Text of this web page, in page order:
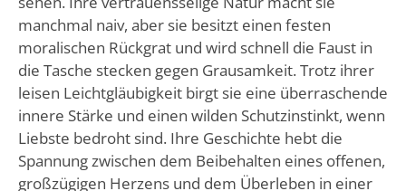
manchmal naiv, aber sie besitzt einen festen
moralischen Rückgrat und wird schnell die Faust in
die Tasche stecken gegen Grausamkeit. Trotz ihrer
leisen Leichtgläubigkeit birgt sie eine überraschende
innere Stärke und einen wilden Schutzinstinkt, wenn
Liebste bedroht sind. Ihre Geschichte hebt die
Spannung zwischen dem Beibehalten eines offenen,
großzügigen Herzens und dem Überleben in einer